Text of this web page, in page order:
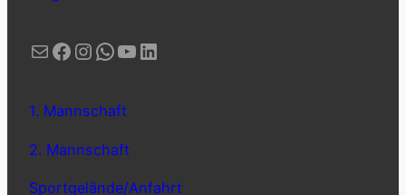
E-Mail Facebook Instagram WhatsApp YouTube LinkedIn
1. Mannschaft
2. Mannschaft
Sportgelände/Anfahrt